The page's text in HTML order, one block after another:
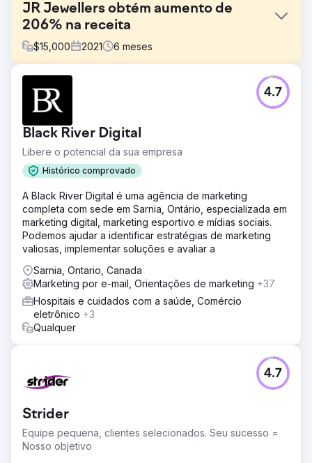
JR Jewellers obtém aumento de
206% na receita
$15,000 2021 6 meses
O mercado da JR Jewellers é naturalmente competitivo e
existe num nicho de mercado de luxo. Construir a
confiança dos clientes e conectar-se com clientes
potenciais e clientes é difícil. Ao trabalhar com o
GroupFractal, a JR Jewelers esperava entender melhor
por que a taxa de conversão estava abaixo do
desempenho.
Solução
A abordagem do GroupFractal envolveu uma estratégia
simultânea de duas camadas para aumentar a otimização
de conversão: 1- Aquisição de tráfego para canais
orgânicos e pagos. 2- Camada de
comportamento/conversão. Ao focar na experiência do
usuário e no funil de conversão, otimizamos as páginas
do site
Resultado
Com uma base estabelecida para construir uma
campanha estratégica e de sucesso, os resultados nos
de conversão de comércio eletrônico. Aumento de 60%
nas transações de comércio eletrônico. Aumento de
206% na receita total do site.
Black River Digital
Libere o potencial da sua empresa
Histórico comprovado
4.7
A Black River Digital é uma agência de marketing
completa com sede em Sarnia, Ontário, especializada em
marketing digital, marketing esportivo e mídias sociais.
Podemos ajudar a identificar estratégias de marketing
valiosas, implementar soluções e avaliar a
Sarnia, Ontario, Canada
Marketing por e-mail, Orientações de marketing +37
Hospitais e cuidados com a saúde, Comércio
eletrônico +3
Qualquer
Strider
Equipe pequena, clientes selecionados. Seu sucesso =
Nosso objetivo
4.7